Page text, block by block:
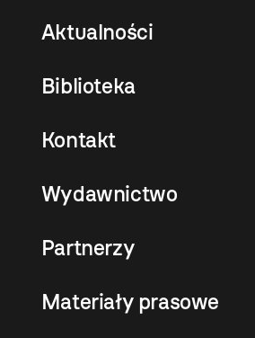
Aktualności
Biblioteka
Kontakt
Wydawnictwo
Partnerzy
Materiały prasowe